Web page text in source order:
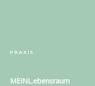
PRAXIS
MEINL.ebensraum